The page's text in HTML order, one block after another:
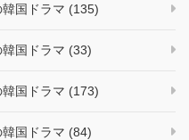
国ドラマ (135)
国ドラマ (33)
国ドラマ (173)
国ドラマ (84)